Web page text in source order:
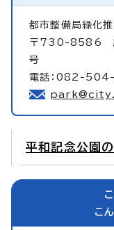
都市整備局緑化
〒730-8586 広
号
電話：082-504-
平和記念公園の
こ